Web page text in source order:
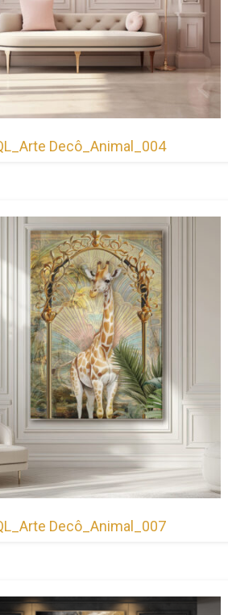
Decô_Animal_004
Decô_Animal_007